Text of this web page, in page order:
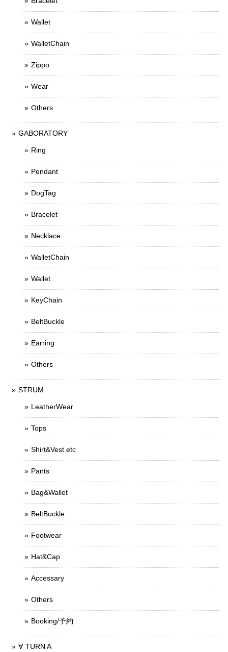
Wallet
WalletChain
Zippo
Wear
Others
GABORATORY
Ring
Pendant
DogTag
Bracelet
Necklace
WalletChain
Wallet
KeyChain
BeltBuckle
Earring
Others
STRUM
LeatherWear
Tops
Shirt&Vest etc
Pants
Bag&Wallet
BeltBuckle
Footwear
Hat&Cap
Accessary
Others
Booking/予約
∀ TURN A